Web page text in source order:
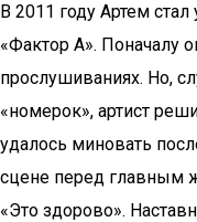
В 2011 году Артем
«Фактор А». Поначалу
прослушиваниях. Но,
«номерок», артист
удалось миновать
сцене перед главным
«Это здорово».